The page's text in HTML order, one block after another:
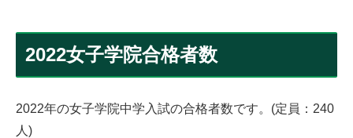
2022女子学院合格者数
2022年の女子学院中学入試の合格者数です。(定員：240
人)